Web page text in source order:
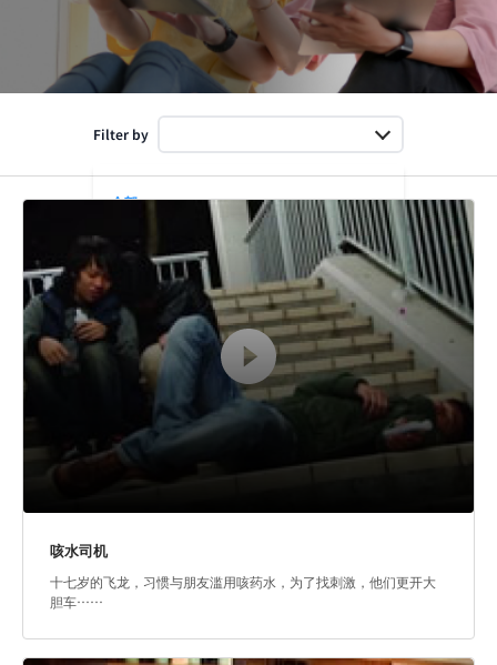
Filter by
全部
网络犯罪
欺凌、暴力和帮派
与不诚实有关罪行
毒品犯罪
咳水司机
十七岁的飞龙，习惯与朋友滥用咳药水，为了找刺激，他们更开大
胆车……